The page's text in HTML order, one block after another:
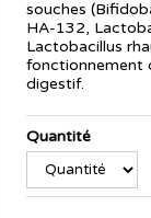
souches
HA-132,
Lactobacillus
fonctionnement
digestif.
Quantité